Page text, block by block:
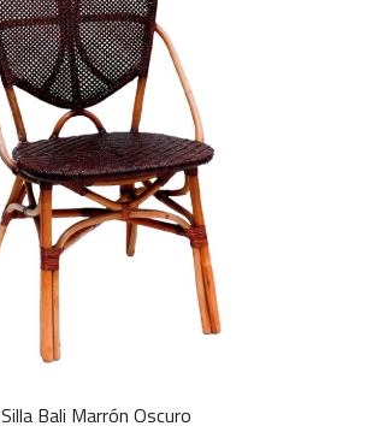
Silla Bali Marrón Oscuro